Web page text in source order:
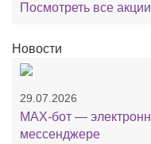
Посмотреть все акции
Новости
29.07.2026
MAX-бот —
мессенджере